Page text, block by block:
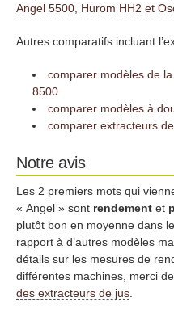
Angel 5500, Hurom HH2 et
Autres comparatifs incluant
comparer modèles de
8500
comparer modèles à
comparer extracteurs
Notre avis
Les 2 premiers mots qui
« Angel » sont rendement et
plutôt bon en moyenne dans
rapport à d’autres modèles
détails sur les mesures de
différentes machines, merci
des extracteurs de jus